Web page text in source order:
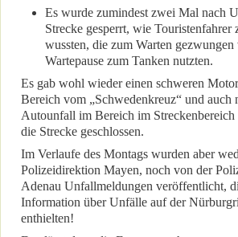
Es wurde zumindest zwei Mal nach
Strecke gesperrt, wie Touristenfahrer
wussten, die zum Warten
Wartepause zum Tanken nutzten.
Es gab wohl wieder einen schweren
Bereich vom „Schwedenkreuz“ und auch
Autounfall im Bereich im
die Strecke geschlossen.
Im Verlaufe des Montags wurden aber
Polizeidirektion Mayen, noch von der
Adenau Unfallmeldungen veröffentlicht,
Information über Unfälle auf der
enthielten!